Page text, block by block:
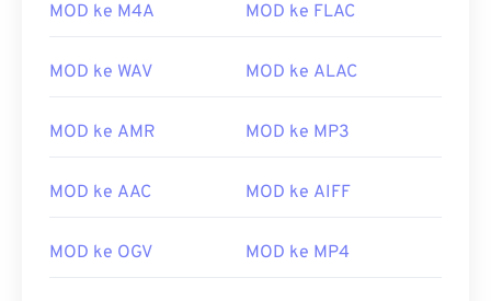
MOD ke M4A MOD ke FLAC
MOD ke WAV MOD ke ALAC
MOD ke AMR MOD ke MP3
MOD ke AAC MOD ke AIFF
MOD ke OGV MOD ke MP4